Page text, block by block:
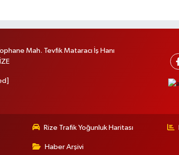
Mah. Tevfik Mataracı İş Hanı
Rize Trafik Yoğunluk Haritası
Haber Arşivi